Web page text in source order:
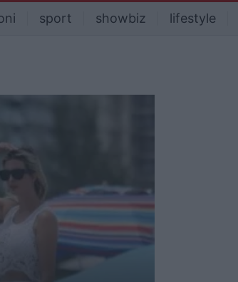
sport showbiz lifestyle